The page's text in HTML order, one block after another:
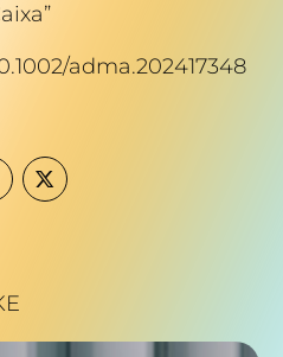
adma.202417348